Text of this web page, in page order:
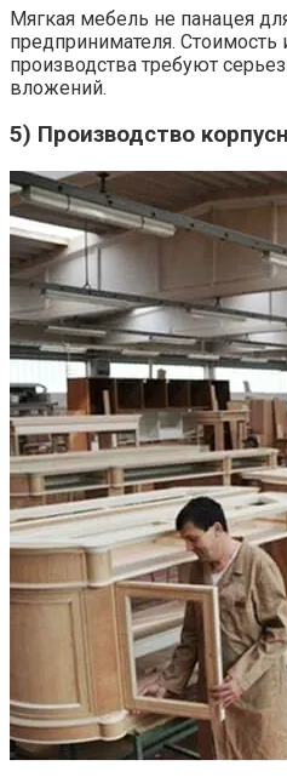
Мягкая мебель не панацея
предпринимателя. Стоимость
производства требуют
вложений.
5) Производство